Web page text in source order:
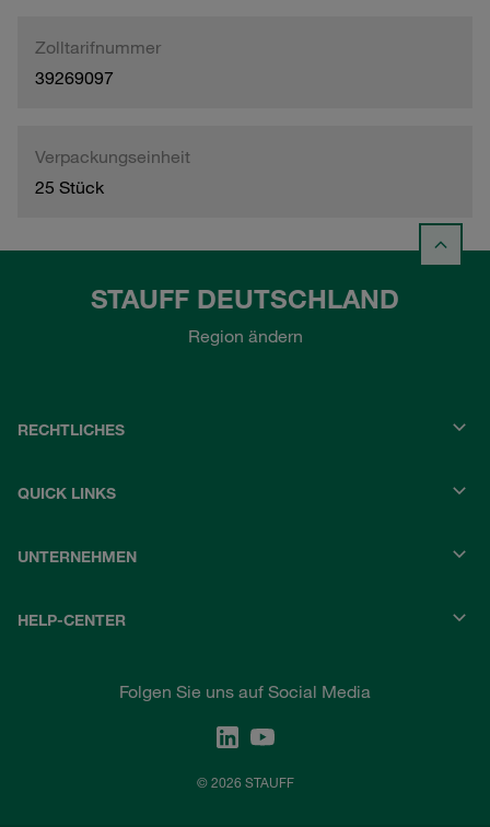
Zolltarifnummer
39269097
Verpackungseinheit
25 Stück
STAUFF DEUTSCHLAND
Region ändern
RECHTLICHES
QUICK LINKS
UNTERNEHMEN
HELP-CENTER
Folgen Sie uns auf Social Media
© 2026 STAUFF